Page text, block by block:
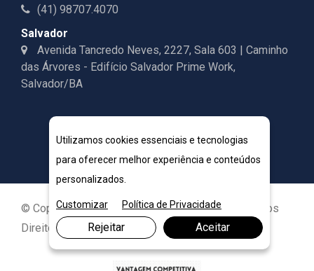
(41) 98707.4070
Salvador
Avenida Tancredo Neves, 2227, Sala 603 | Caminho
das Árvores - Edifício Salvador Prime Work,
Salvador/BA
© Copyright 2026. DIVIA Marketing Digital. Todos os
Direitos Reservados
Utilizamos cookies essenciais e tecnologias
para oferecer melhor experiência e conteúdos
personalizados.
Customizar Política de Privacidade
Rejeitar Aceitar